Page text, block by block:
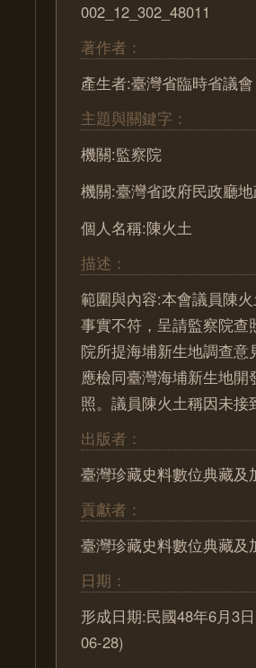
002_12_302_48011
著作者：
產生者:臺灣省臨時省議會
主題與關鍵字：
機關:監察院
機關:臺灣省政府民政廳
個人名稱:陳火土
描述：
範圍與內容:本會議員陳
事實不符，呈請監察院
院所提海埔新生地調查
應檢同臺灣海埔新生地
照。議員陳火土稱因未
出版者：
臺灣珍藏史料數位典藏及
貢獻者：
臺灣珍藏史料數位典藏
日期：
形成日期:民國48年6月3
06-28)